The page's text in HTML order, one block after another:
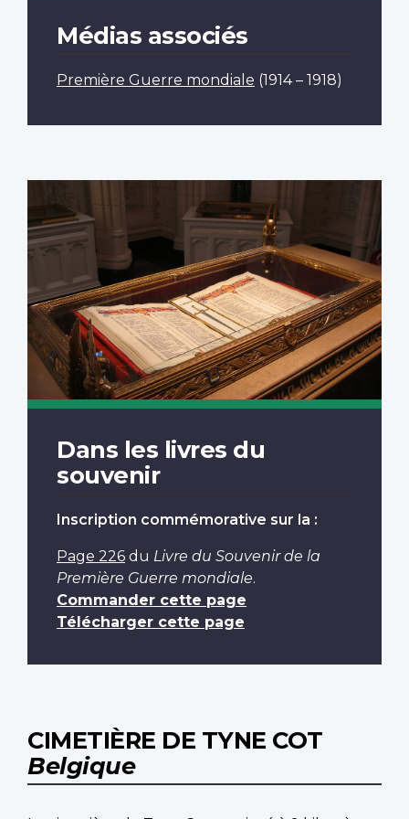
Médias associés
Première Guerre mondiale (1914 – 1918)
Dans les livres du
souvenir
Inscription commémorative sur la :
Page 226 du Livre du Souvenir de la
Première Guerre mondiale.
Commander cette page
Télécharger cette page
CIMETIÈRE DE TYNE COT
Belgique